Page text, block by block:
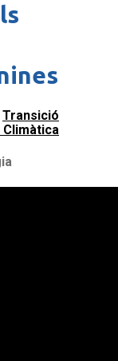
Transició
Climàtica